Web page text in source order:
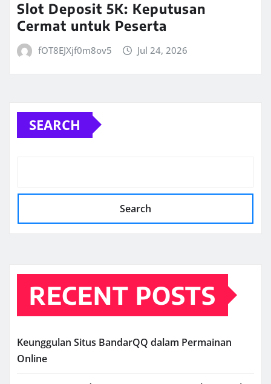
Slot Deposit 5K: Keputusan
Cermat untuk Peserta
fOT8EJXjf0m8ov5 Jul 24, 2026
SEARCH
Search
RECENT POSTS
Keunggulan Situs BandarQQ dalam Permainan
Online